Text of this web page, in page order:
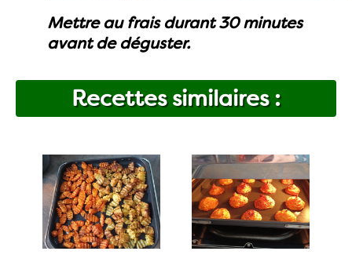
Mettre au frais durant 30 minutes
avant de déguster.
Recettes similaires :